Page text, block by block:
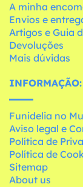
A minha
Envios e
Artigos e Guia
Devoluções
Mais dúvidas
INFORMAÇÃO:
Funidelia no
Aviso legal e
Política de
Política de
Sitemap
About us